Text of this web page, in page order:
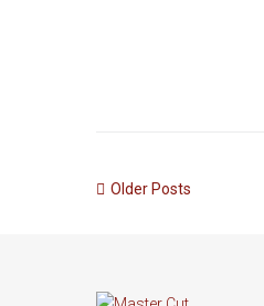
Older Posts